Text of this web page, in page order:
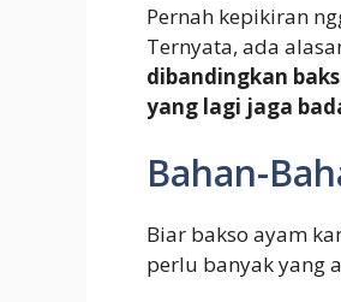
Pernah kepikiran
Ternyata, ada
dibandingkan
yang lagi jaga
Bahan-
Biar bakso ayam
perlu banyak yang